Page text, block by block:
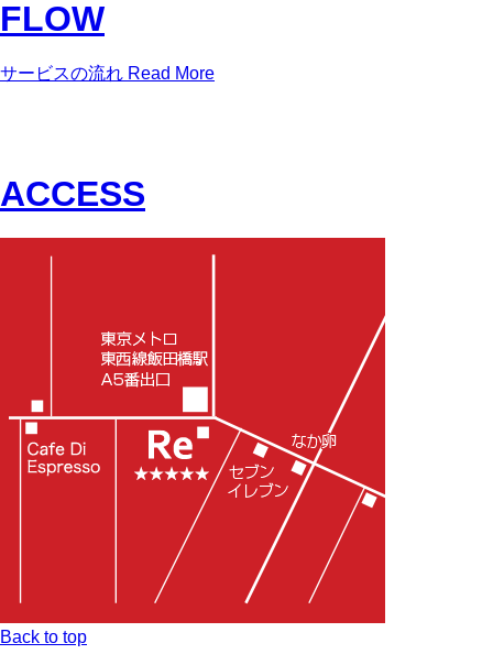
FLOW
サービスの流れ Read More
ACCESS
Back to top